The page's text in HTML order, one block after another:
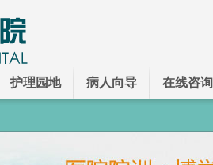
护理园地 病人向导 在线咨询